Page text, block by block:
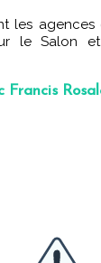
les
le Salon
Francis